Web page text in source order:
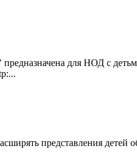
для НОД с
представления детей